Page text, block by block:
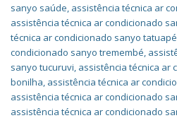
sanyo saúde, assistência técnica ar
assistência técnica ar condicionado
técnica ar condicionado sanyo tatuapé
condicionado sanyo tremembé,
sanyo tucuruvi, assistência técnica ar
bonilha, assistência técnica ar
assistência técnica ar condicionado
assistência técnica ar condicionado